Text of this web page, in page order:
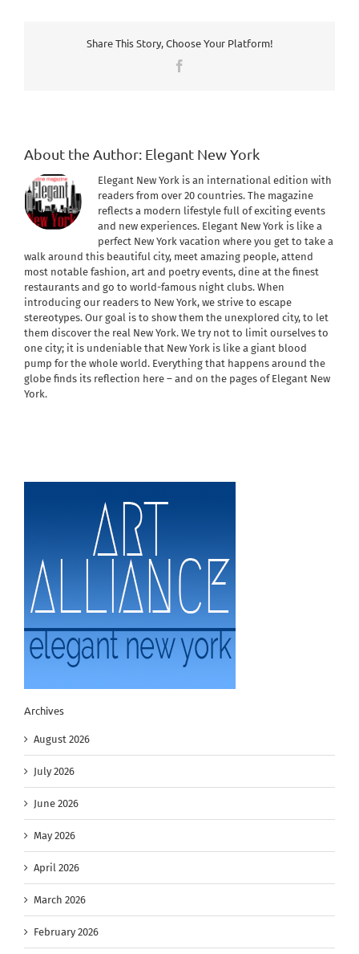
Share This Story, Choose Your Platform!
About the Author: Elegant New York
Elegant New York is an international edition with
readers from over 20 countries. The magazine
reflects a modern lifestyle full of exciting events
and new experiences. Elegant New York is like a
perfect New York vacation where you get to take a
walk around this beautiful city, meet amazing people, attend
most notable fashion, art and poetry events, dine at the finest
restaurants and go to world-famous night clubs. When
introducing our readers to New York, we strive to escape
stereotypes. Our goal is to show them the unexplored city, to let
them discover the real New York. We try not to limit ourselves to
one city; it is undeniable that New York is like a giant blood
pump for the whole world. Everything that happens around the
globe finds its reflection here – and on the pages of Elegant New
York.
Archives
August 2026
July 2026
June 2026
May 2026
April 2026
March 2026
February 2026